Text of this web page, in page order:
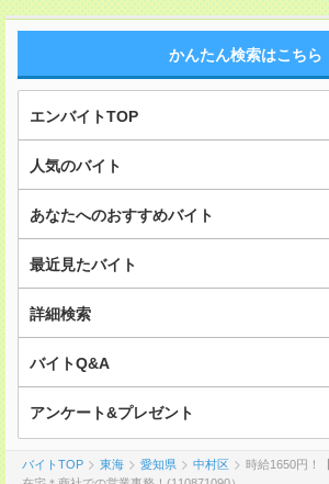
かんたん検索はこちら
エンバイトTOP
人気のバイト
あなたへのおすすめバイト
最近見たバイト
詳細検索
バイトQ&A
アンケート&プレゼント
バイトTOP 東海 愛知県 中村区
時給1650円！